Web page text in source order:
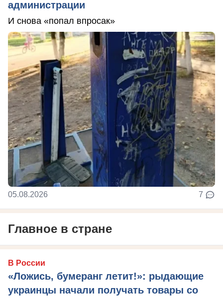
администрации
И снова «попал впросак»
05.08.2026 7
Главное в стране
В России
«Ложись, бумеранг летит!»: рыдающие
украинцы начали получать товары со